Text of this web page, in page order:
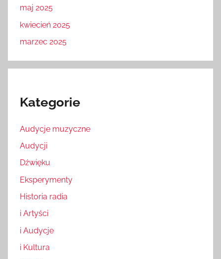
maj 2025
kwiecień 2025
marzec 2025
Kategorie
Audycje muzyczne
Audycji
Dźwięku
Eksperymenty
Historia radia
i Artyści
i Audycje
i Kultura